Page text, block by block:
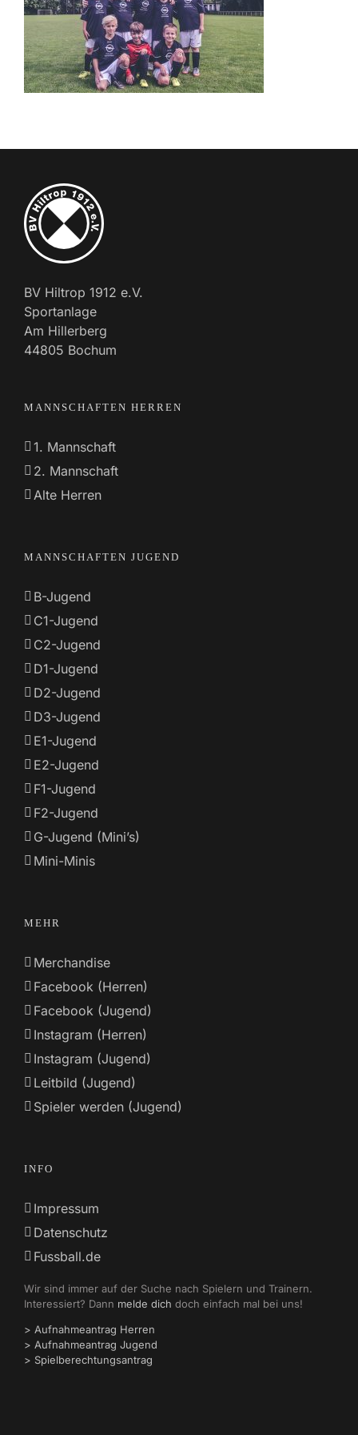
BV Hiltrop 1912 e.V.
Sportanlage
Am Hillerberg
44805 Bochum
MANNSCHAFTEN HERREN
1. Mannschaft
2. Mannschaft
Alte Herren
MANNSCHAFTEN JUGEND
B-Jugend
C1-Jugend
C2-Jugend
D1-Jugend
D2-Jugend
D3-Jugend
E1-Jugend
E2-Jugend
F1-Jugend
F2-Jugend
G-Jugend (Mini’s)
Mini-Minis
MEHR
Merchandise
Facebook (Herren)
Facebook (Jugend)
Instagram (Herren)
Instagram (Jugend)
Leitbild (Jugend)
Spieler werden (Jugend)
INFO
Impressum
Datenschutz
Fussball.de
Wir sind immer auf der Suche nach Spielern und Trainern.
Interessiert? Dann melde dich doch einfach mal bei uns!
> Aufnahmeantrag Herren
> Aufnahmeantrag Jugend
> Spielberechtungsantrag